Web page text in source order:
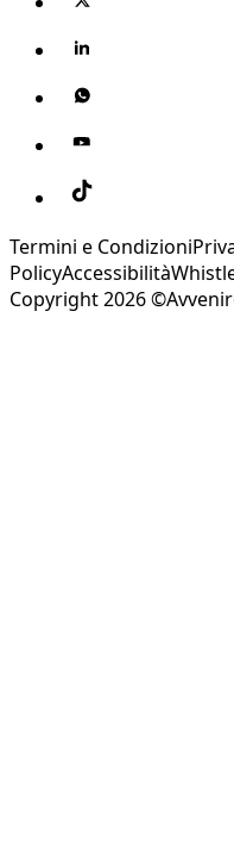
Termini e Condizioni
PolicyAccessibilità
Copyright 2026